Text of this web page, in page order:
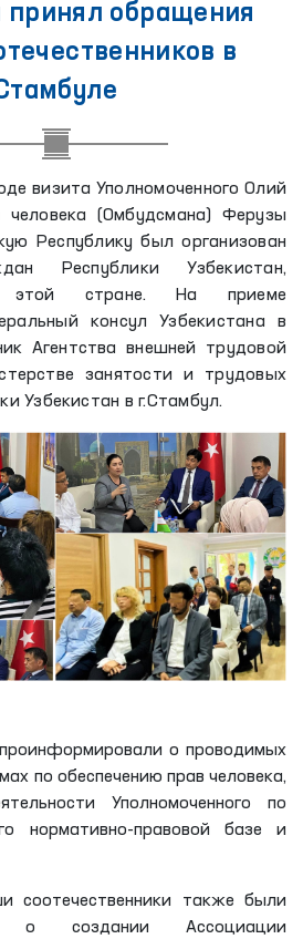
обращения
в
визита Уполномоченного Олий
(Омбудсмана) Ферузы
Республику был организован
Республики Узбекистан,
стране. На приеме
консул Узбекистана в
Агентства внешней трудовой
занятости и трудовых
Узбекистан в г.Стамбул.
о проводимых
по обеспечению прав человека,
Уполномоченного по
нормативно-правовой базе и
соотечественники также были
о создании Ассоциации